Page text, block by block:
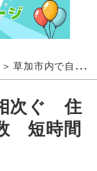
草加市内で自転車盗難が相次ぐ 住宅敷地や駐輪場で被害多数 短時間でも施錠徹底を
次ぐ 住
短時間